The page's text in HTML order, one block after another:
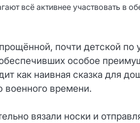
всё активнее участвовать в
почти детской по
особое
как наивная сказка для
военного времени.
вязали носки и